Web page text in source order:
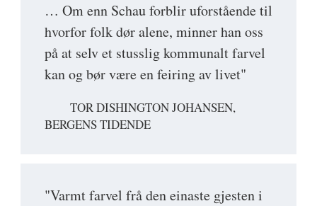
… Om enn Schau forblir uforstående til
hvorfor folk dør alene, minner han oss
på at selv et stusslig kommunalt farvel
kan og bør være en feiring av livet"
TOR DISHINGTON JOHANSEN,
BERGENS TIDENDE
"Varmt farvel frå den einaste gjesten i